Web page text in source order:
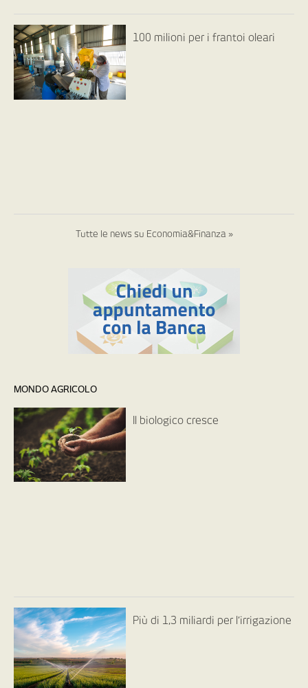
100 milioni per i frantoi oleari
Tutte le news su Economia&Finanza »
MONDO AGRICOLO
Il biologico cresce
Più di 1,3 miliardi per l’irrigazione